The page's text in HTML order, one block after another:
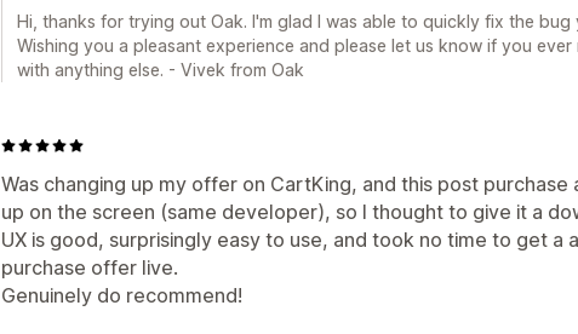
Hi, thanks for trying out Oak. I'm glad I was able to quickly fix the bug
Wishing you a pleasant experience and please let us know if you ever
with anything else. - Vivek from Oak
Was changing up my offer on CartKing, and this post purchase
up on the screen (same developer), so I thought to give it a
UX is good, surprisingly easy to use, and took no time to get a
purchase offer live.
Genuinely do recommend!